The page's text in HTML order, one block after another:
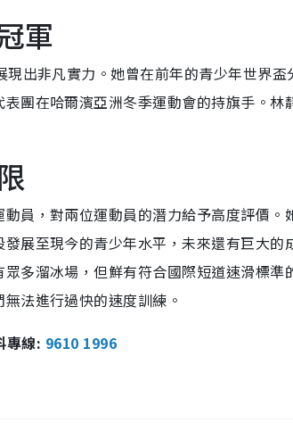
軍
出非凡實力。她曾在前年的青少年世界盃
團在哈爾濱亞洲冬季運動會的持旗手。林
員，對兩位運動員的潛力給予高度評價。
展至現今的青少年水平，未來還有巨大的
多溜冰場，但鮮有符合國際短道速滑標準
法進行過快的速度訓練。
專線: 9610 1996